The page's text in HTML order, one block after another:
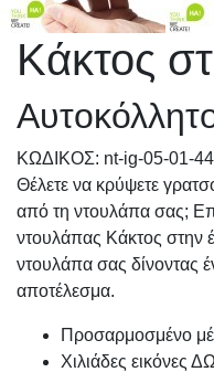
Κάκτος
KΩΔΙΚΟΣ: nt-ig-05-01-
Θέλετε να κρύψετε
από τη ντουλάπα σας;
ντουλάπας Κάκτος στην
ντουλάπα σας δίνοντας
αποτέλεσμα.
Προσαρμοσμένo
Χιλιάδες εικόνες